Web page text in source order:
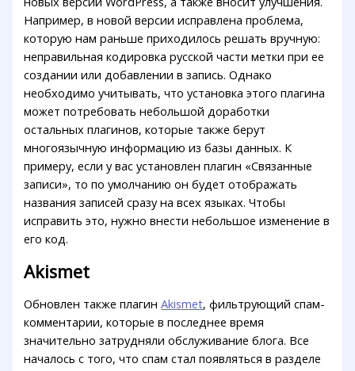
Например, в новой версии исправлена проблема,
которую нам раньше приходилось решать вручную:
неправильная кодировка русской части метки при ее
создании или добавлении в запись. Однако
необходимо учитывать, что установка этого плагина
может потребовать небольшой доработки
остальных плагинов, которые также берут
многоязычную информацию из базы данных. К
примеру, если у вас установлен плагин «Связанные
записи», то по умолчанию он будет отображать
названия записей сразу на всех языках. Чтобы
исправить это, нужно внести небольшое изменение в
его код.
Akismet
Обновлен также плагинAkismet, фильтрующий спам-
комментарии, которые в последнее время
значительно затрудняли обслуживание блога. Все
началось с того, что спам стал появляться в разделе